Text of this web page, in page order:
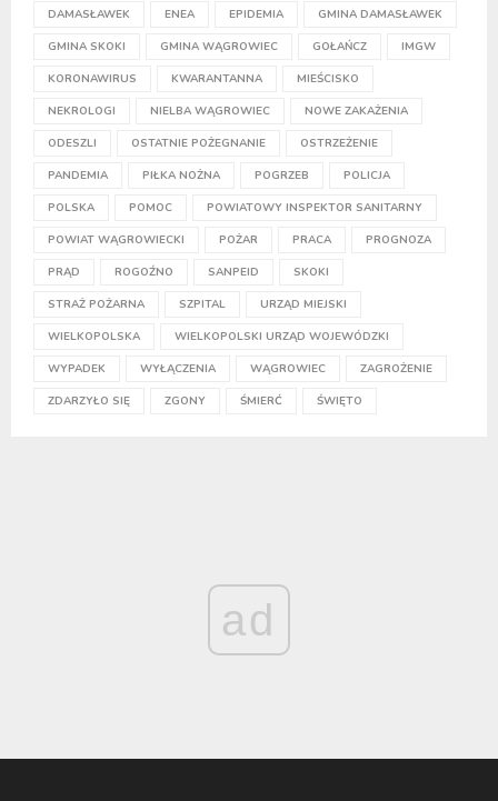
DAMASŁAWEK ENEA EPIDEMIA GMINA DAMASŁAWEK
GMINA SKOKI GMINA WĄGROWIEC GOŁAŃCZ IMGW
KORONAWIRUS KWARANTANNA MIEŚCISKO
NEKROLOGI NIELBA WĄGROWIEC NOWE ZAKAŻENIA
ODESZLI OSTATNIE POŻEGNANIE OSTRZEŻENIE
PANDEMIA PIŁKA NOŻNA POGRZEB POLICJA
POLSKA POMOC POWIATOWY INSPEKTOR SANITARNY
POWIAT WĄGROWIECKI POŻAR PRACA PROGNOZA
PRĄD ROGOŹNO SANPEID SKOKI
STRAŻ POŻARNA SZPITAL URZĄD MIEJSKI
WIELKOPOLSKA WIELKOPOLSKI URZĄD WOJEWÓDZKI
WYPADEK WYŁĄCZENIA WĄGROWIEC ZAGROŻENIE
ZDARZYŁO SIĘ ZGONY ŚMIERĆ ŚWIĘTO
ad